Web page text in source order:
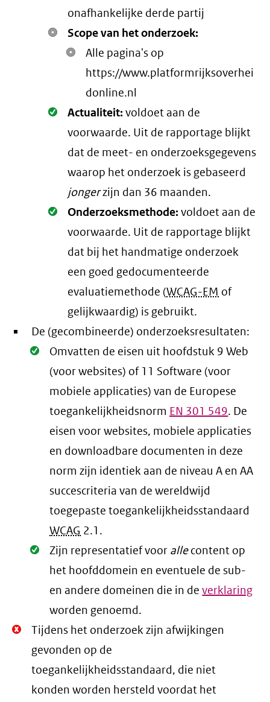
onafhankelijke derde partij
Scope van het onderzoek:
Alle pagina's op
https://www.platformrijksoverhei
donline.nl
Oké.
Actualiteit:voldoet aan de
voorwaarde. Uit de rapportage blijkt
dat de meet- en onderzoeksgegevens
waarop het onderzoek is gebaseerd
jongerzijn dan 36 maanden.
Oké.
Onderzoeksmethode:voldoet aan de
voorwaarde. Uit de rapportage blijkt
dat bij het handmatige onderzoek
een goed gedocumenteerde
evaluatiemethode (WCAG-EM of
gelijkwaardig) is gebruikt.
De (gecombineerde) onderzoeksresultaten:
Oké.
Omvatten de eisen uit hoofdstuk 9 Web
(voor websites) of 11 Software (voor
mobiele applicaties) van de Europese
toegankelijkheidsnorm EN 301 549. De
eisen voor websites, mobiele applicaties
en downloadbare documenten in deze
norm zijn identiek aan de niveau A en AA
succescriteria van de wereldwijd
toegepaste toegankelijkheidsstandaard
WCAG 2.1 .
Oké.
Zijn representatief voor allecontent op
het hoofddomein en eventuele de sub-
en andere domeinen die in deverklaring
worden genoemd.
Niet
Oké.
Tijdens het onderzoek zijn afwijkingen
gevonden op de
toegankelijkheidsstandaard, die niet
konden worden hersteld voordat het